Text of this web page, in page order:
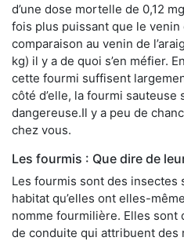
d’une dose mortelle de 0,12
fois plus puissant que le venin
comparaison au venin de
kg) il y a de quoi s’en méfier.
cette fourmi suffisent
côté d’elle, la fourmi sauteuse
dangereuse.Il y a peu de
chez vous.
Les fourmis : Que dire de
Les fourmis sont des insectes
habitat qu’elles ont elles-
nomme fourmilière. Elles sont
de conduite qui attribuent des